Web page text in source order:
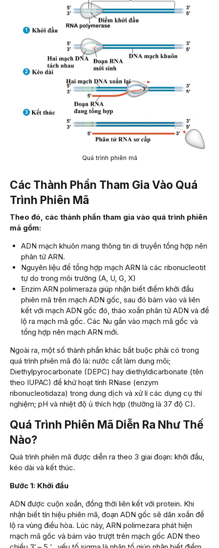
Quá trình phiên mã
Các Thành Phần Tham Gia Vào Quá
Trình Phiên Mã
Theo đó, các thành phần tham gia vào quá trình phiên
mã gồm:
ADN mạch khuôn mang thông tin di truyền tổng hợp nên
phân tử ARN.
Nguyên liệu để tổng hợp mạch ARN là các ribonucleotit
tự do trong môi trường (A, U, G, X)
Enzim ARN polimeraza giúp nhận biết điểm khởi đầu
phiên mã trên mạch ADN gốc, sau đó bám vào và liên
kết với mạch ADN gốc đó, tháo xoắn phân tử ADN và để
lộ ra mạch mã gốc. Các Nu gắn vào mạch mã gốc và
tổng hợp nên mạch ARN mới.
Ngoài ra, một số thành phần khác bắt buộc phải có trong
quá trình phiên mã đó là: nước cất làm dung môi;
Diethylpyrocarbonate (DEPC) hay diethyldicarbonate (tên
theo IUPAC) để khử hoạt tính RNase (enzym
ribonucleotidaza) trong dung dịch và xử lí các dụng cụ thí
nghiệm; pH và nhiệt độ ủ thích hợp (thường là 37 độ C).
Quá Trình Phiên Mã Diễn Ra Như Thế
Nào?
Quá trình phiên mã được diễn ra theo 3 giai đoạn: khởi đầu,
kéo dài và kết thúc.
Bước 1: Khởi đầu
ADN được cuộn xoắn, đồng thời liên kết với protein. Khi
nhận biết tín hiệu phiên mã, đoạn ADN gốc sẽ dãn xoắn để
lộ ra vùng điều hòa. Lúc này, ARN polimezara phát hiện
mạch mã gốc và bám vào trượt trên mạch gốc ADN theo